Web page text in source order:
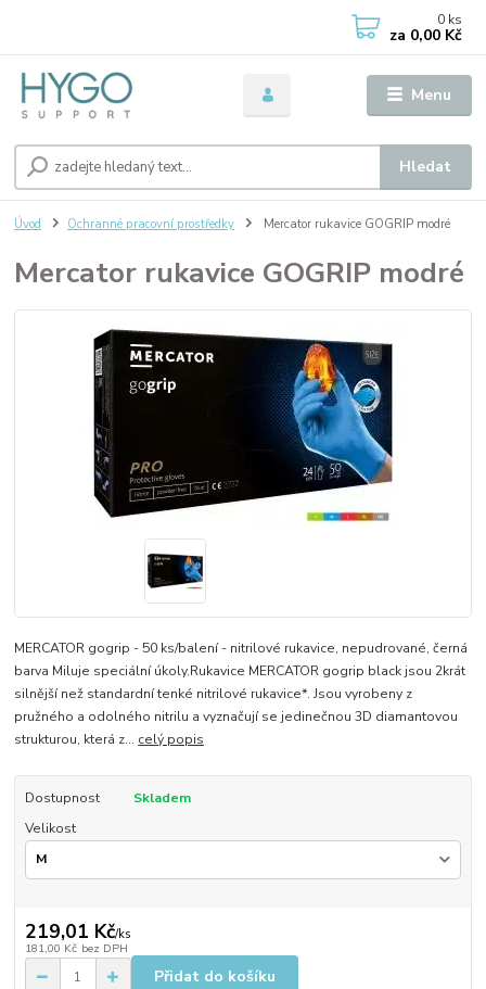
Menu
Hledat
0 ks
za 0,00 Kč
Úvod Ochranné pracovní prostředky Mercator rukavice GOGRIP modré
Mercator rukavice GOGRIP modré
MERCATOR gogrip - 50 ks/balení - nitrilové rukavice, nepudrované, černá
barva Miluje speciální úkoly.Rukavice MERCATOR gogrip black jsou 2krát
silnější než standardní tenké nitrilové rukavice*. Jsou vyrobeny z
pružného a odolného nitrilu a vyznačují se jedinečnou 3D diamantovou
strukturou, která z... celý popis
Dostupnost
Skladem
Velikost
219,01 Kč/ks
181,00 Kč bez DPH
Přidat do košíku